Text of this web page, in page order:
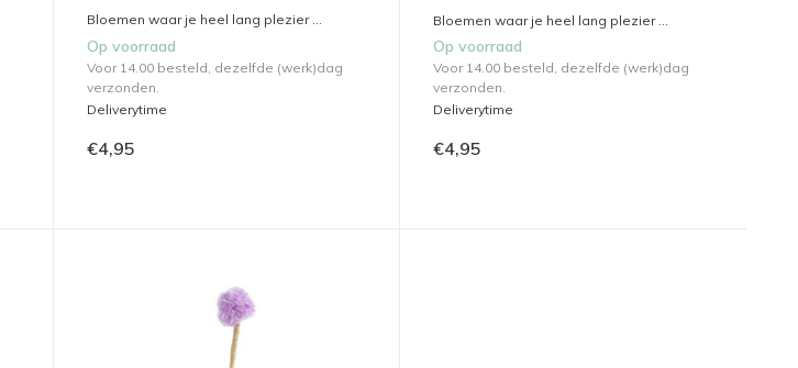
Bloemen waar je heel lang plezier ...
Op voorraad
Voor 14.00 besteld, dezelfde (werk)dag
verzonden.
Deliverytime
€4,95
Bloemen waar je heel lang plezier ...
Op voorraad
Voor 14.00 besteld, dezelfde (werk)dag
verzonden.
Deliverytime
€4,95